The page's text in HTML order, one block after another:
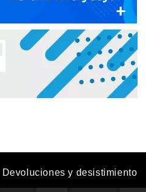
Devoluciones y desistimiento